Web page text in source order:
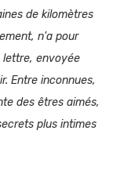
de kilomètres
n'a pour
lettre, envoyée
Entre inconnues,
des êtres aimés,
plus intimes